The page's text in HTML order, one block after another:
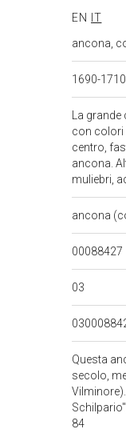
EN
IT
ancona,
1690-1710
La
con colori
centro,
ancona.
muliebri,
ancona
00088427
03
Questa
secolo,
84